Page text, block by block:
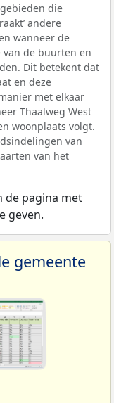
die
andere
wanneer de
van de buurten en
Dit betekent dat
en deze
met elkaar
Thaalweg West
woonplaats volgt.
van
van het
de pagina met
geven.
gemeente